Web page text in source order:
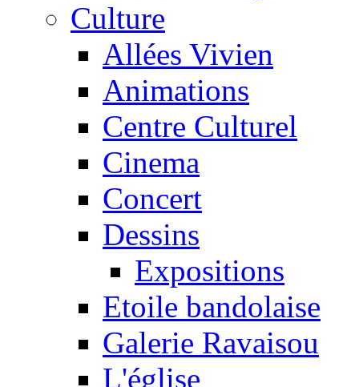
Culture
Allées Vivien
Animations
Centre Culturel
Cinema
Concert
Dessins
Expositions
Etoile bandolaise
Galerie Ravaisou
L'église